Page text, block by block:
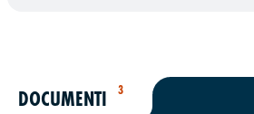
DOCUMENTI 3